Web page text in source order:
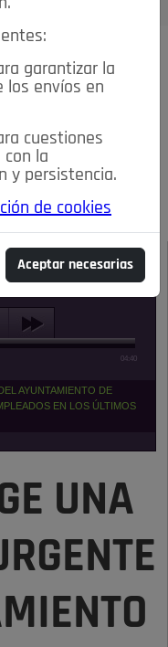
Vida
Pozuelo de Alarcón
Directo
04:40
AYUNTAMIENTO DE
EN LOS ÚLTIMOS
UNA
garantizar la
los envíos en
cuestiones
con la
y persistencia.
de cookies
Aceptar necesarias